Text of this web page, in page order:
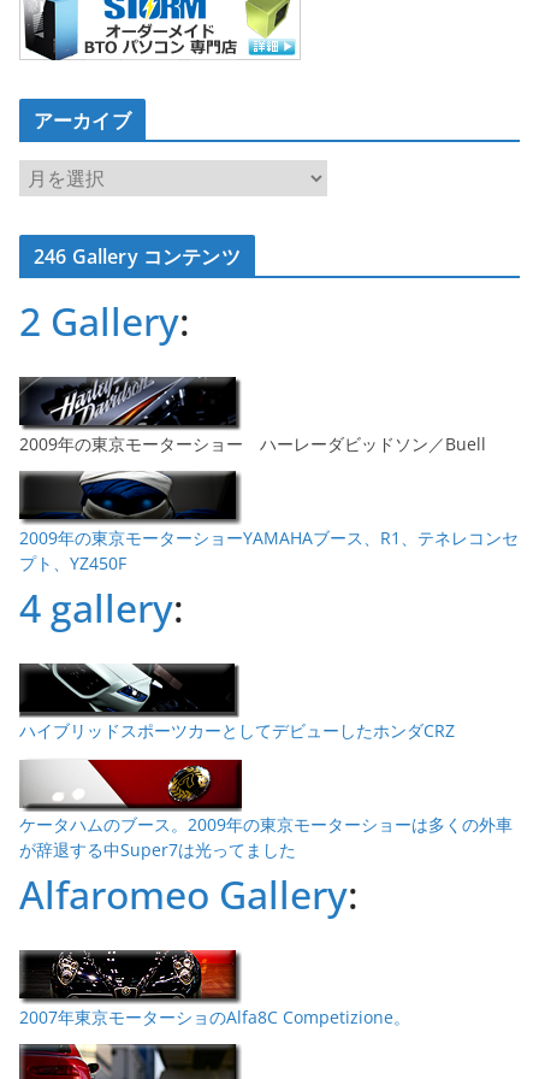
アーカイブ
ア
ー
カ
イ246 Gallery コンテンツ
2 Gallery:
2009年の東京モーターショー ハーレーダビッドソン／Buell
2009年の東京モーターショーYAMAHAブース、R1、テネレコンセ
プト、YZ450F
4 gallery:
ハイブリッドスポーツカーとしてデビューしたホンダCRZ
ケータハムのブース。2009年の東京モーターショーは多くの外車
が辞退する中Super7は光ってました
Alfaromeo Gallery:
2007年東京モーターショのAlfa8C Competizione。